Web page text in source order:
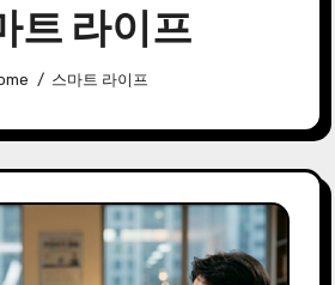
트 라이프
스마트 라이프